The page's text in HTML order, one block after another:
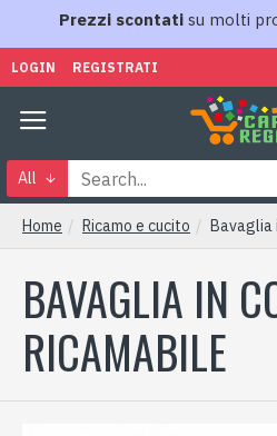
Prezzi scontati su molti
LOGIN REGISTRATI
All
Home Ricamo e cucito Bavaglia
BAVAGLIA IN
RICAMABILE